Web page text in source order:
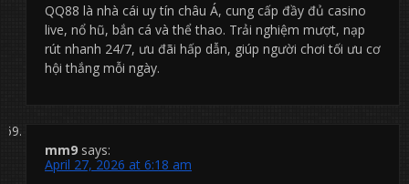
QQ88 là nhà cái uy tín châu Á, cung cấp đầy đủ casino
live, nổ hũ, bắn cá và thể thao. Trải nghiệm mượt, nạp
rút nhanh 24/7, ưu đãi hấp dẫn, giúp người chơi tối ưu cơ
hội thắng mỗi ngày.
mm9 says:
April 27, 2026 at 6:18 am